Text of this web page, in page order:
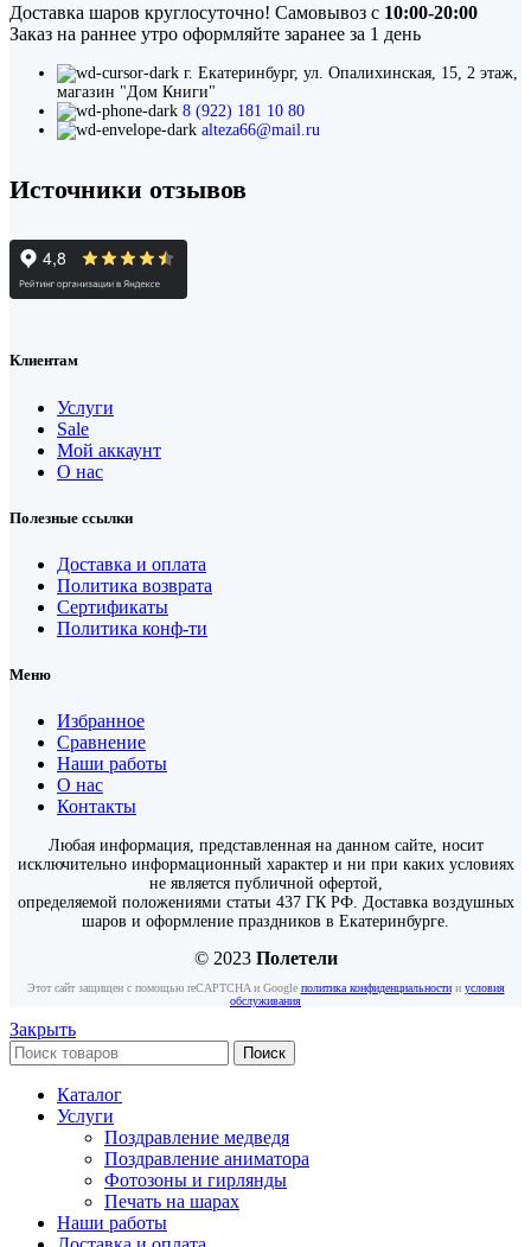
Доставка шаров круглосуточно! Самовывоз с 10:00-20:00
Заказ на раннее утро оформляйте заранее за 1 день
г. Екатеринбург, ул. Опалихинская, 15, 2 этаж,
магазин "Дом Книги"
8 (922) 181 10 80
alteza66@mail.ru
Источники отзывов
Клиентам
Услуги
Sale
Мой аккаунт
О нас
Полезные ссылки
Доставка и оплата
Политика возврата
Сертификаты
Политика конф-ти
Меню
Избранное
Сравнение
Наши работы
О нас
Контакты
Любая информация, представленная на данном сайте, носит
исключительно информационный характер и ни при каких условиях
не является публичной офертой,
определяемой положениями статьи 437 ГК РФ. Доставка воздушных
шаров и оформление праздников в Екатеринбурге.
© 2023 Полетели
Этот сайт защищен с помощью reCAPTCHA и Google политика конфиденциальностии условия
обслуживания
Закрыть
Поиск
Каталог
Услуги
Поздравление медведя
Поздравление аниматора
Фотозоны и гирлянды
Печать на шарах
Наши работы